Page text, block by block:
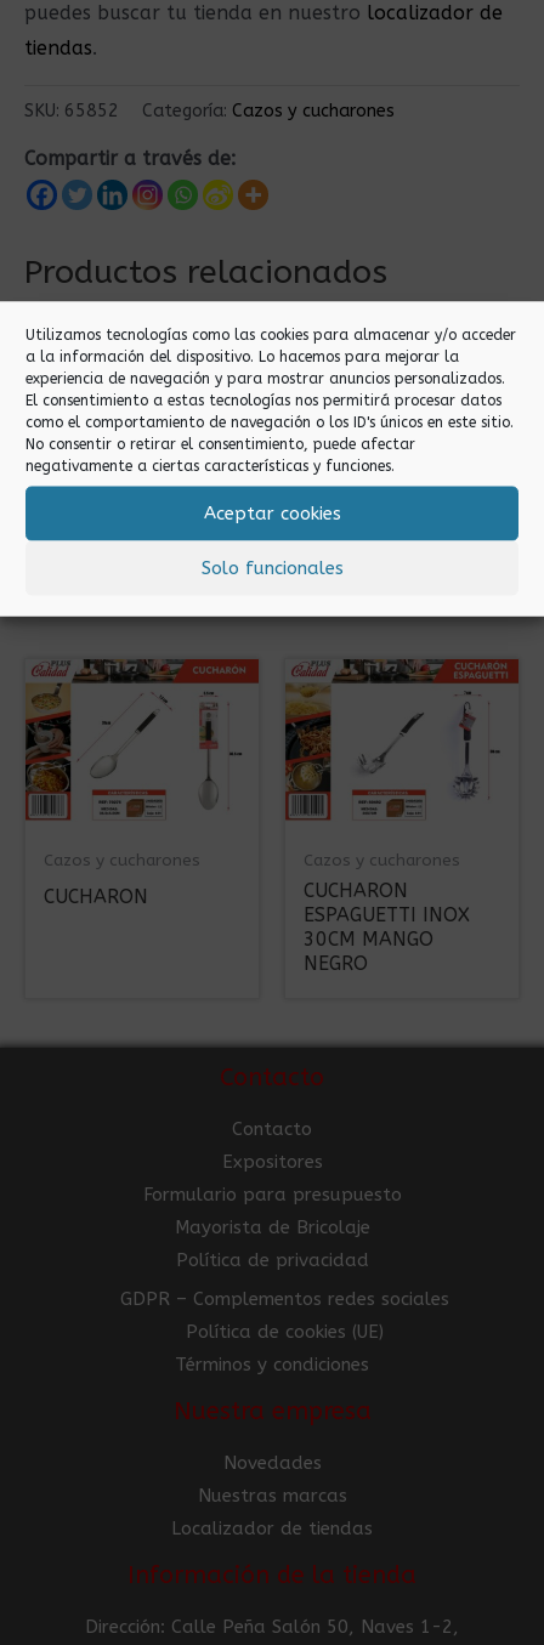
Utilizamos tecnologías como las cookies para almacenar y/o acceder
a la información del dispositivo. Lo hacemos para mejorar la
experiencia de navegación y para mostrar anuncios personalizados.
El consentimiento a estas tecnologías nos permitirá procesar datos
como el comportamiento de navegación o los ID's únicos en este sitio.
No consentir o retirar el consentimiento, puede afectar
negativamente a ciertas características y funciones.
Aceptar cookies
Solo funcionales
puedes buscar tu tienda en nuestro localizador de
tiendas.
SKU: 65852 Categoría: Cazos y cucharones
Compartir a través de:
Productos relacionados
CUCHARÓN DE SOPA
Cazos y cucharones
CUCHARON DE
ESPAGUETTI
Cazos y cucharones
CUCHARON
Cazos y cucharones
CUCHARON
ESPAGUETTI INOX
30CM MANGO
NEGRO
Contacto
Contacto
Expositores
Formulario para presupuesto
Mayorista de Bricolaje
Política de privacidad
GDPR – Complementos redes sociales
Política de cookies (UE)
Términos y condiciones
Nuestra empresa
Novedades
Nuestras marcas
Localizador de tiendas
Información de la tienda
Dirección: Calle Peña Salón 50, Naves 1-2,